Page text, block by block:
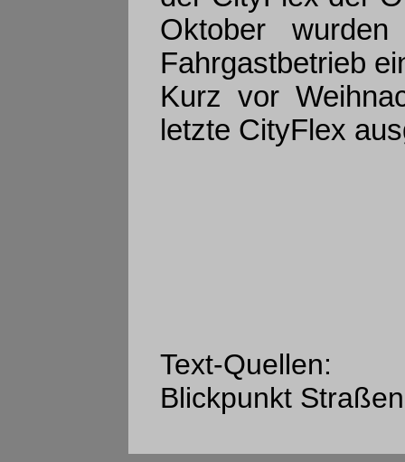
Oktober
Fahrgastbetrieb
Kurz vor
letzte CityFlex
Text-Quellen:
Blickpunkt